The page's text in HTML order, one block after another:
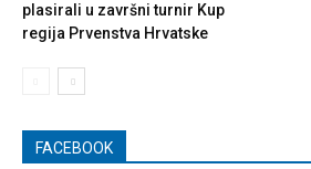
plasirali u završni turnir Kup
regija Prvenstva Hrvatske
FACEBOOK